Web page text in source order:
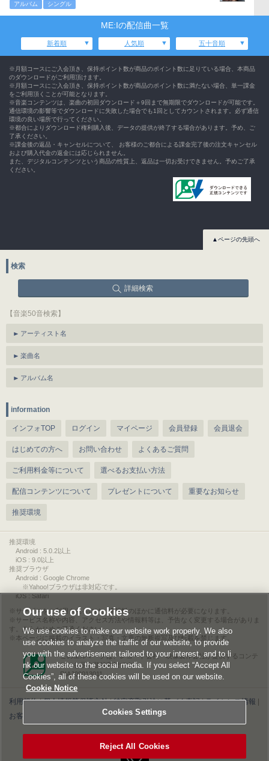
アルバム シングル
ME:Iの配信曲一覧
新着順 人気順 五十音順
※月額コースにご入会頂き、保持ポイント数が商品のポイント数に足りている場合、本商品
のダウンロードがご利用頂けます。
※月額コースにご入会頂き、保持ポイント数が商品のポイント数に満たない場合、単一課金
をご利用頂くことが可能となります。
※音楽コンテンツは、楽曲の初回ダウンロード＋9回まで無期限でダウンロードが可能です。
通信環境の影響等でダウンロードに失敗した場合でも1回としてカウントされます。必ず通信
環境の良い場所で行ってください。
※都合によりダウンロード権利購入後、データの提供が終了する場合があります。予め、ご
了承ください。
※課金後の返品・キャンセルについて、 お客様のご都合による課金完了後の注文キャンセル
および購入代金の返金には応じられません。
また、デジタルコンテンツという商品の性質上、返品は一切お受けできません。予めご了承
ください。
▲ページの先頭へ
検索
詳細検索
【音楽50音検索】
アーティスト名
楽曲名
アルバム名
information
インフォTOP ログイン マイページ 会員登録 会員退会
はじめての方へ お問い合わせ よくあるご質問
ご利用料金等について 選べるお支払い方法
配信コンテンツについて プレゼントについて 重要なお知らせ
推奨環境
推奨環境
Android : 5.0.2以上
iOS : 9.0以上
推奨ブラウザ
Android : Google Chrome
※Yahoo!ブラウザは非対応です。
iOS : Safari
サービスをご利用されるには、情報料のほかに通信料が必要になります。
サービス名称や内容、アクセス方法や情報料等は、予告なく変更する場合がありま
す。あらかじめご了承ください。
本ページに掲載のイラスト・写真・文章の無断複写及び転載を禁じます。
このエルマークは、レコード会社・映像製作会社が提供するコンテ
ンツを示す登録商標です。
RIAJ00013011
利用規約|個人情報等保護方針|特定商取引法に基づく表記|ライセンス情報
お客様情報の外部送信について|Cookies Settings
Our use of Cookies
We use cookies to make our website work properly. We also
use cookies to analyze the traffic of our website, to provide
you with the advertisement tailored to your interest, and to li
nk our website to the social media. If you select “Accept All
Cookies”, all of these cookies will be used on our website.
Cookie Notice
Cookies Settings
Reject All Cookies